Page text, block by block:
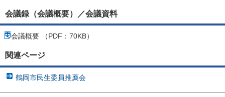
会議録（会議概要）／会議資料
会議概要 （PDF：70KB）
関連ページ
鶴岡市民生委員推薦会